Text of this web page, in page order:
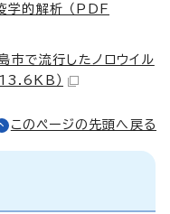
学的解析 （PDF
で流行したノロウイル
）
このページの先頭へ戻る